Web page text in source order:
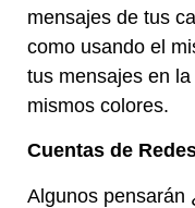
mensajes de tus
como usando el
tus mensajes en
mismos colores.
Cuentas de
Algunos pensarán